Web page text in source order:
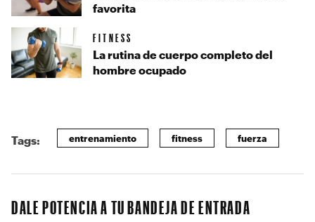
favorita
FITNESS
La rutina de cuerpo completo del
hombre ocupado
Tags: entrenamiento fitness fuerza
DALE POTENCIA A TU BANDEJA DE ENTRADA